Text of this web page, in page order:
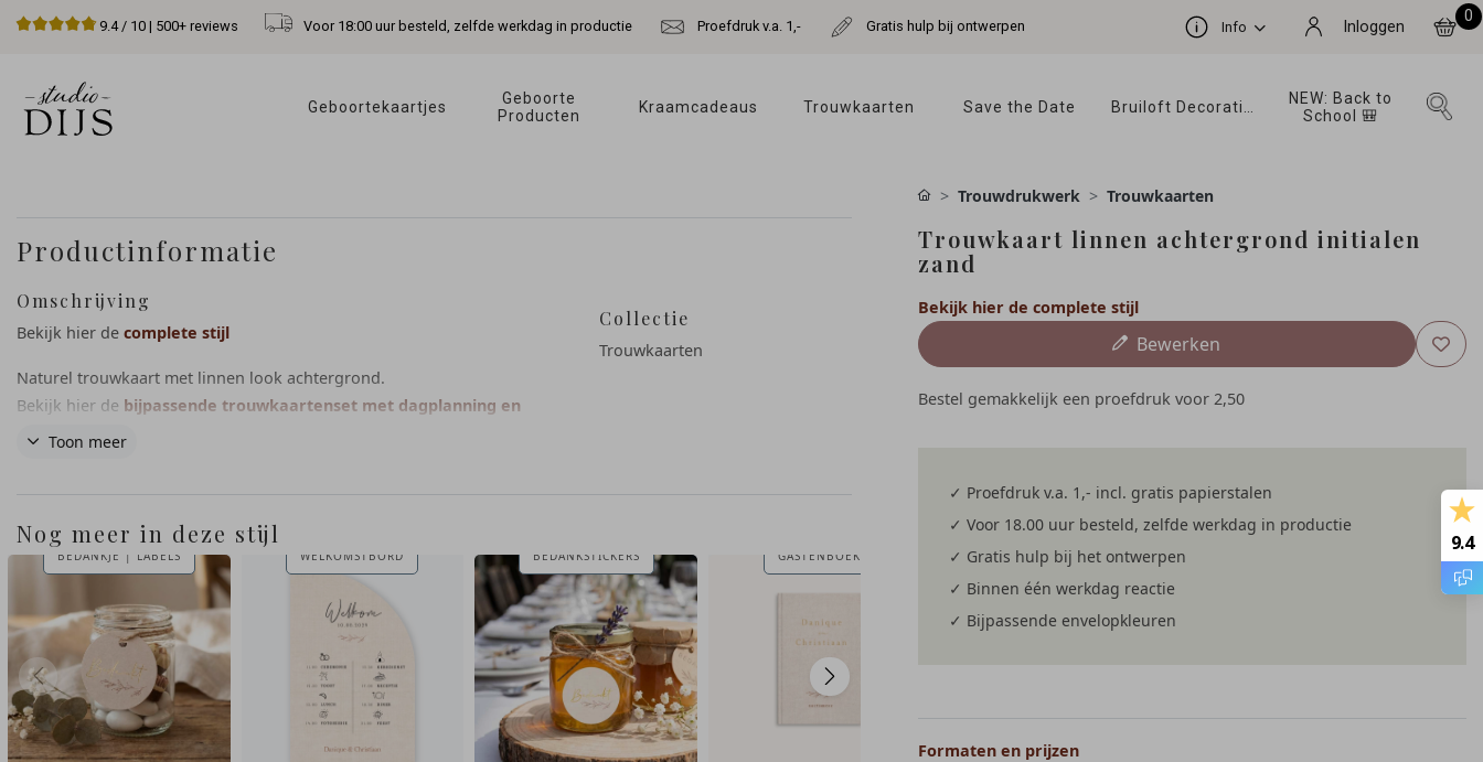
9.4/ 10 | 500+ reviews Voor 18:00 uur besteld, zelfde werkdag in productie Proefdruk v.a. 1,- Gratis hulp bij ontwerpen Info Inloggen
0
Geboortekaartjes
Geboorte
Producten
Kraamcadeaus Trouwkaarten Save the Date
NEW: Back to
School 🎒
Productinformatie
Omschrijving
Bekijk hier de complete stijl
Naturel trouwkaart met linnen look achtergrond.
Bekijk hier de bijpassende trouwkaartenset met dagplanning en
detail kaartje
Toon meer
Collectie
Trouwkaarten
Nog meer in deze stijl
BEDANKJE | LABELS WELKOMSTBORD BEDANKSTICKERS GASTENBOEK
GEREGISTREERD
Trouwdrukwerk Trouwkaarten
Trouwkaart linnen achtergrond initialen
zand
Bekijk hier de complete stijl
Bewerken
Bestel gemakkelijk een proefdruk voor 2,50
✓ Proefdruk v.a. 1,- incl. gratis papierstalen
✓ Voor 18.00 uur besteld, zelfde werkdag in productie
✓ Gratis hulp bij het ontwerpen
✓ Binnen één werkdag reactie
✓ Bijpassende envelopkleuren
Formaten en prijzen
9.4